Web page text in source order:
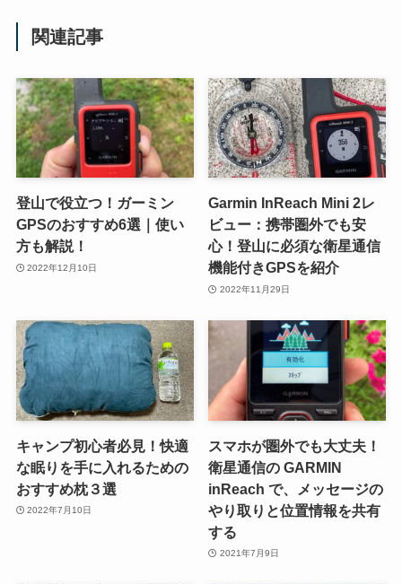
関連記事
登山で役立つ！ガーミン
GPSのおすすめ6選｜使い
方も解説！
2022年12月10日
Garmin InReach Mini 2レ
ビュー：携帯圏外でも安
心！登山に必須な衛星通信
機能付きGPSを紹介
2022年11月29日
キャンプ初心者必見！快適
な眠りを手に入れるための
おすすめ枕３選
2022年7月10日
スマホが圏外でも大丈夫！
衛星通信の GARMIN
inReach で、メッセージの
やり取りと位置情報を共有
する
2021年7月9日